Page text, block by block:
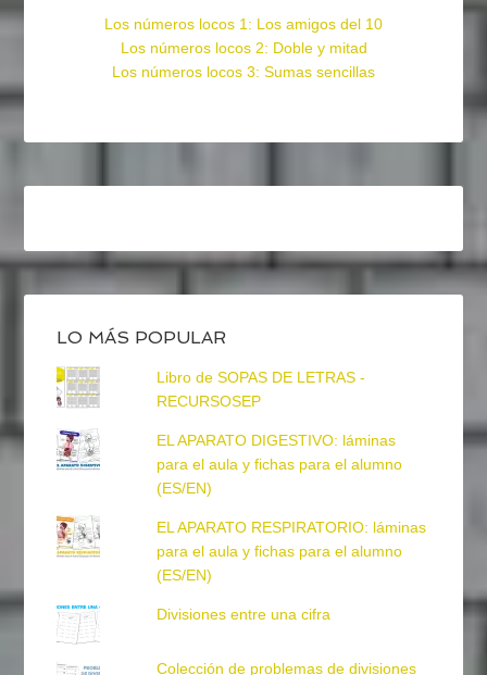
Los números locos 1: Los amigos del 10
Los números locos 2: Doble y mitad
Los números locos 3: Sumas sencillas
LO MÁS POPULAR
Libro de SOPAS DE LETRAS -
RECURSOSEP
EL APARATO DIGESTIVO: láminas
para el aula y fichas para el alumno
(ES/EN)
EL APARATO RESPIRATORIO: láminas
para el aula y fichas para el alumno
(ES/EN)
Divisiones entre una cifra
Colección de problemas de divisiones